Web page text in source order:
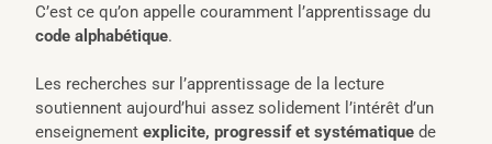
C’est ce qu’on appelle couramment l’apprentissage du
code alphabétique.
Les recherches sur l’apprentissage de la lecture
soutiennent aujourd’hui assez solidement l’intérêt d’un
enseignement explicite, progressif et systématique de